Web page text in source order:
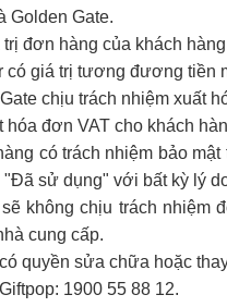
Golden Gate.
trị đơn hàng của khách
có giá trị tương đương tiền
chịu trách nhiệm xuất
hóa đơn VAT cho khách
có trách nhiệm bảo
"Đã sử dụng" với bất kỳ lý
sẽ không chịu trách
cung cấp.
quyền sửa chữa hoặc
1900 55 88 12.